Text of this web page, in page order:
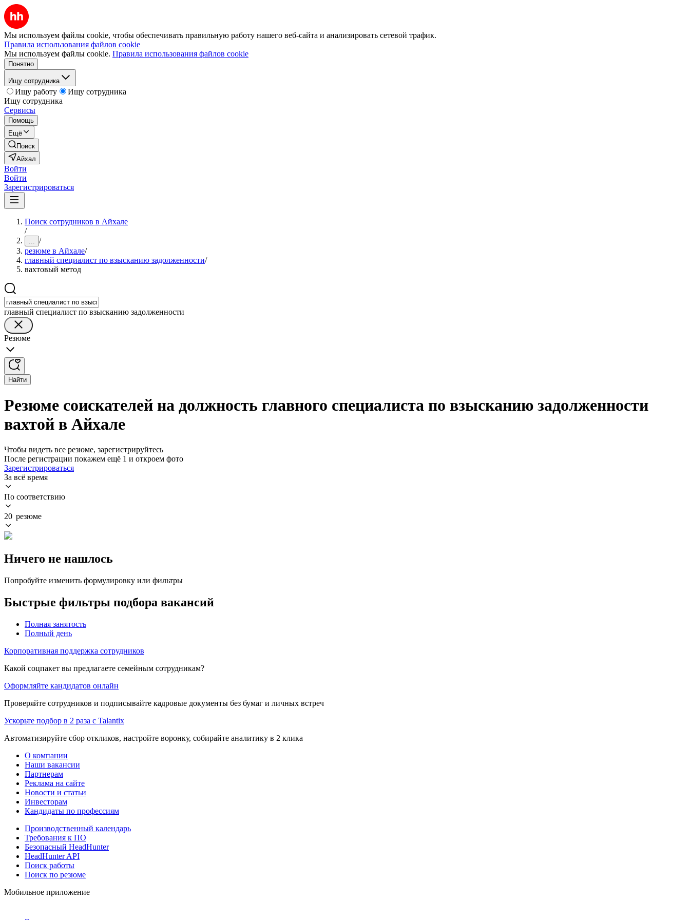
Мы используем файлы cookie, чтобы обеспечивать правильную работу нашего веб-сайта и анализировать сетевой трафик.
Правила использования файлов cookie
Мы используем файлы cookie. Правила использования файлов cookie
Понятно
Ищу сотрудника
Ищу работу
Ищу сотрудника
Ищу сотрудника
Сервисы
Помощь
Ещё
Поиск
Айхал
Войти
Войти
Зарегистрироваться
Поиск сотрудников в Айхале
/
... /
резюме в Айхале/
главный специалист по взысканию задолженности/
вахтовый метод
главный специалист по взысканию задолженности
Резюме
Найти
Резюме соискателей на должность главного специалиста по взысканию задолженности
вахтой в Айхале
Чтобы видеть все резюме, зарегистрируйтесь
После регистрации покажем ещё 1 и откроем фото
Зарегистрироваться
За всё время
По соответствию
20 резюме
Ничего не нашлось
Попробуйте изменить формулировку или фильтры
Быстрые фильтры подбора вакансий
Полная занятость
Полный день
Корпоративная поддержка сотрудников
Какой соцпакет вы предлагаете семейным сотрудникам?
Оформляйте кандидатов онлайн
Проверяйте сотрудников и подписывайте кадровые документы без бумаг и личных встреч
Ускорьте подбор в 2 раза с Talantix
Автоматизируйте сбор откликов, настройте воронку, собирайте аналитику в 2 клика
О компании
Наши вакансии
Партнерам
Реклама на сайте
Новости и статьи
Инвесторам
Кандидаты по профессиям
Производственный календарь
Требования к ПО
Безопасный HeadHunter
HeadHunter API
Поиск работы
Поиск по резюме
Мобильное приложение